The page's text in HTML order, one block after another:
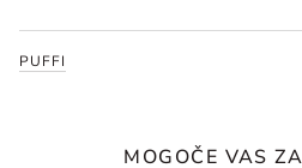
PUFFI
MOGOČE VAS